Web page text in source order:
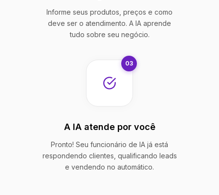
Informe seus produtos, preços e como
deve ser o atendimento. A IA aprende
tudo sobre seu negócio.
03
A IA atende por você
Pronto! Seu funcionário de IA já está
respondendo clientes, qualificando leads
e vendendo no automático.